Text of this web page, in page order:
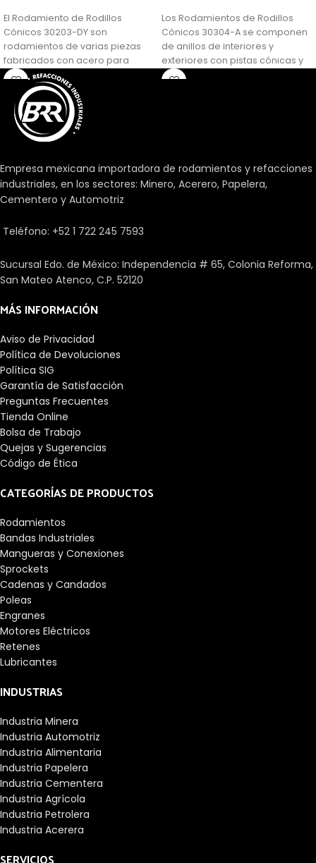
El Rodamiento de Rodillos
Cónicos 30203-DY son
rodamientos de varias piezas
fabricados con acero para
rodamientos. Consisten en
anillos sólidos internos y
externos con pistas de rodadura
cónicas y rodillos cónicos en
una jaula. Su diseño les permite
soportar elevadas cargas
unidireccionales.
Los Rodamientos de Rodillos
Cónicos 30304-A se componen
de anillos de interiores y
exteriores con pistas cónicas y
rodillos cónicos en una caja de
Empresa mexicana importadora de rodamientos y refacciones
industriales, en los sectores: Minero, Acerero, Papelera,
Cementero y Automotriz
Teléfono: +52 1 722 245 7593
Sucursal Edo. de México: Independencia # 65, Colonia Reforma,
San Mateo Atenco, C.P. 52120
MÁS INFORMACIÓN
Aviso de Privacidad
Política de Devoluciones
Política SIG
Garantía de Satisfacción
Preguntas Frecuentes
Tienda Online
Bolsa de Trabajo
Quejas y Sugerencias
Código de Ética
CATEGORÍAS DE PRODUCTOS
Rodamientos
Bandas Industriales
Mangueras y Conexiones
Sprockets
Cadenas y Candados
Poleas
Engranes
Motores Eléctricos
Retenes
Lubricantes
INDUSTRIAS
Industria Minera
Industria Automotriz
Industria Alimentaria
Industria Papelera
Industria Cementera
Industria Agrícola
Industria Petrolera
Industria Acerera
SERVICIOS